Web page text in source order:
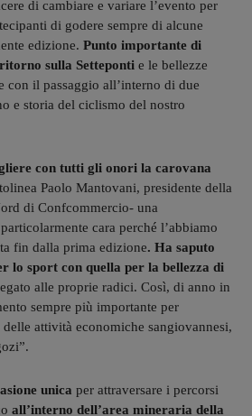
di cambiare e variare l’evento per
di godere sempre di alcune
edizione. Punto importante di
sulla Setteponti e le bellezze
con il passaggio all’interno di due
e storia del ciclismo del nostro
con tutti gli onori la carovana
Paolo Mantovani, presidente della
di Confcommercio- una
cara perché l’abbiamo
fin dalla prima edizione. Ha saputo
lo sport con quella per la bellezza di
alle proprie radici. Così, di anno in
sempre più importante per
attività economiche sangiovannesi,
unica per attraversare i percorsi
all’interno dell’area mineraria della